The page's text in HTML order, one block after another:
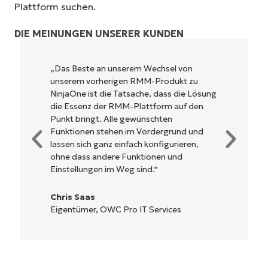
Plattform suchen.
DIE MEINUNGEN UNSERER KUNDEN
NinjaOne ist unglaublich leicht zu bedienen
und kombiniert ein schnelles Interface mit
leistungsstarken Funktionen im Backend.
Es muss nicht erst kompliziert eingerichtet
werden und verzichtet auf eine komplexe
Steuerung. Alle Optionen und Tools sind
klar beschrieben, einfach zu verstehen und
die Benutzeroberfläche ist leicht zu
bedienen.
Ryan Reiffenberger
Reiffenberger.NET Technology Solutions